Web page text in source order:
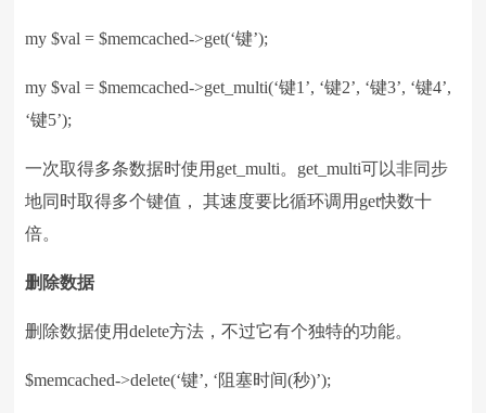
my $val = $memcached->get(‘键’);
my $val = $memcached->get_multi(‘键1’, ‘键2’, ‘键3’, ‘键4’,
‘键5’);
一次取得多条数据时使用get_multi。get_multi可以非同步
地同时取得多个键值， 其速度要比循环调用get快数十
倍。
删除数据
删除数据使用delete方法，不过它有个独特的功能。
$memcached->delete(‘键’, ‘阻塞时间(秒)’);